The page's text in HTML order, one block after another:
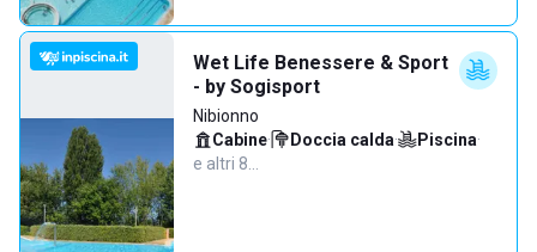
Wet Life Benessere & Sport
- by Sogisport
Nibionno
Cabine· Doccia calda· Piscina·
e altri 8…